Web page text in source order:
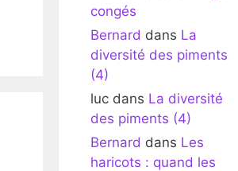
congés
Bernard dans La
diversité des piments
(4)
luc dans La diversité
des piments (4)
Bernard dans Les
haricots : quand les